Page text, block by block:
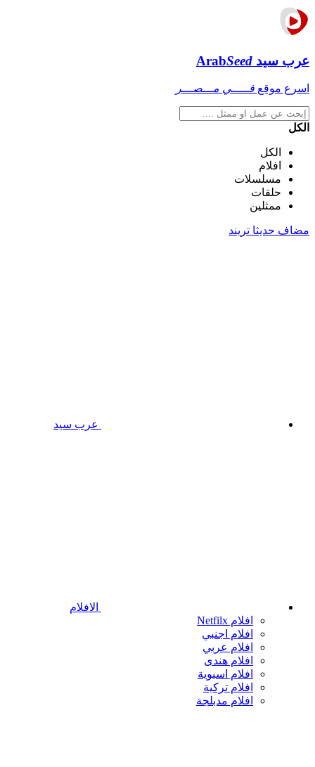
عرب سيد ArabSeed
اسرع موقع فـــــي مـــصـــر
الكل
الكل
افلام
مسلسلات
حلقات
ممثلين
مضاف حديثا تريند
عرب سيد
الافلام
افلام Netfilx
افلام اجنبي
افلام عربي
افلام هندى
افلام اسيوية
افلام تركية
افلام مدبلجة